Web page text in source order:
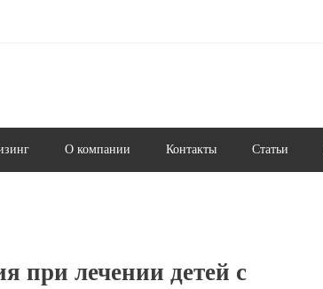
О компании Контакты Статьи
при лечении детей с